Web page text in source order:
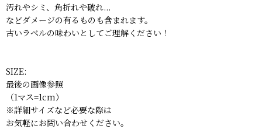
汚れやシミ、角折れや破れ...
などダメージの有るものも含まれます。
古いラベルの味わいとしてご理解ください！
SIZE:
最後の画像参照
（1マス=1cm）
※詳細サイズなど必要な際は
お気軽にお問い合わせください。